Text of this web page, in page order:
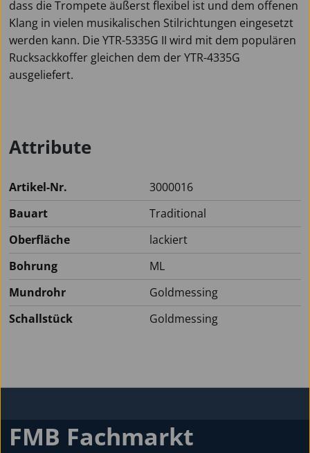
dass die Trompete äußerst flexibel ist und dem offenen
Klang in vielen musikalischen Stilrichtungen eingesetzt
werden kann. Die YTR-5335G II wird mit dem populären
Rucksackkoffer gleichen dem der YTR-4335G
ausgeliefert.
Attribute
Artikel-Nr.
3000016
Bauart
Traditional
Oberfläche
lackiert
Bohrung
ML
Mundrohr
Goldmessing
Schallstück
Goldmessing
FMB Fachmarkt